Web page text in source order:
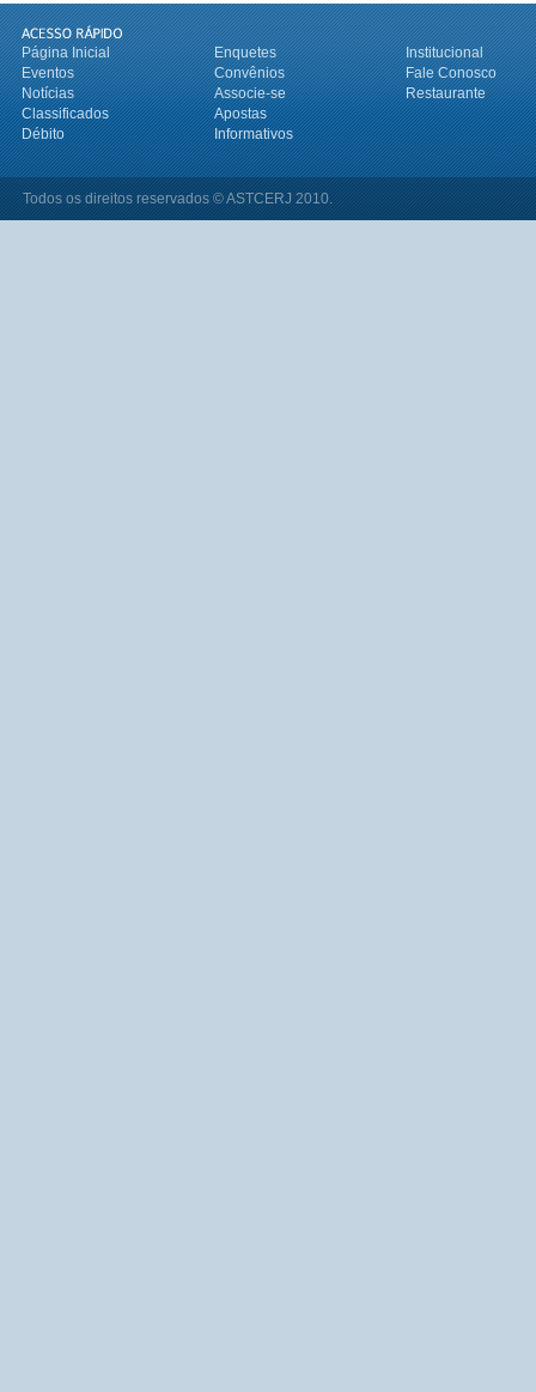
Página Inicial Enquetes
Institucional
Eventos
Convênios
Fale Conosco
Notícias
Associe-se
Restaurante
Classificados
Apostas
Débito
Informativos
Todos os direitos reservados © ASTCERJ 2010.